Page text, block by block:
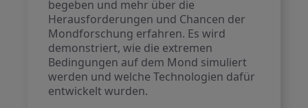
begeben und mehr über die
Herausforderungen und Chancen der
Mondforschung erfahren. Es wird
demonstriert, wie die extremen
Bedingungen auf dem Mond simuliert
werden und welche Technologien dafür
entwickelt wurden.